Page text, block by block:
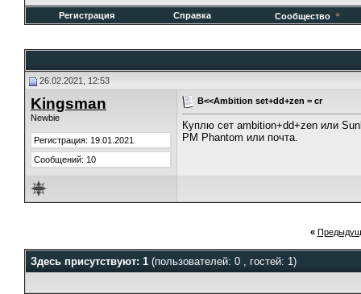
Регистрация Справка Сообщество
26.02.2021, 12:53
Kingsman
Newbie
Регистрация: 19.01.2021
Сообщений: 10
B<<Ambition set+dd+zen = cr
Куплю сет ambition+dd+zen или
PM Phantom или почта.
«
Здесь присутствуют: 1 (пользователей: 0 , гостей: 1)